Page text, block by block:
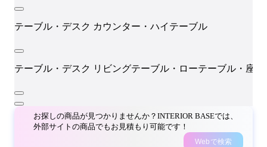
テーブル・デスク カウンター・ハイテーブル
テーブル・デスク リビングテーブル・ローテーブル・座卓
お探しの商品が見つかりませんか？INTERIOR BASEでは、
外部サイトの商品でもお見積もり可能です！
Webで検索